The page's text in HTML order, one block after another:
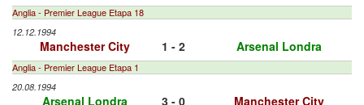
Anglia - Premier League Etapa 18
12.12.1994
Manchester City 1 - 2 Arsenal Londra
Anglia - Premier League Etapa 1
20.08.1994
Arsenal Londra 3 - 0 Manchester City